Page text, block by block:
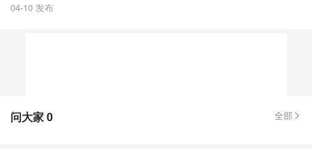
04-10 发布
问大家0 全部